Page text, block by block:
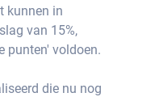
kunnen in
van 15%,
punten' voldoen.
die nu nog